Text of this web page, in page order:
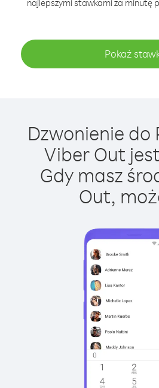
najlepszymi stawkami za minutę
Pokaż
Dzwonienie do
Viber Out
Gdy masz
Out,